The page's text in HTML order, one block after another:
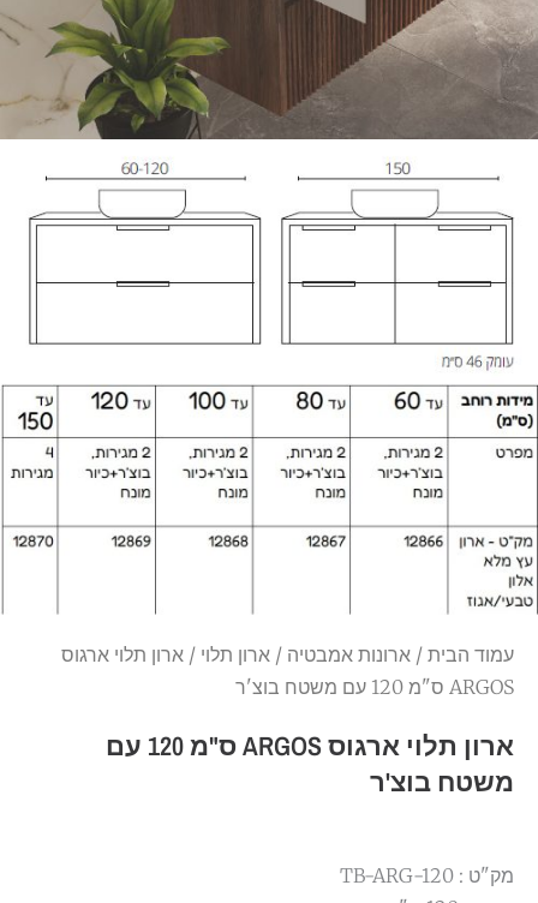
עמוד הבית / ארונות אמבטיה / ארון תלוי / ארון תלוי ארגוס
ARGOS ס"מ 120 עם משטח בוצ'ר
ארון תלוי ארגוס ARGOS ס"מ 120 עם
משטח בוצ'ר
מק"ט : TB-ARG-120